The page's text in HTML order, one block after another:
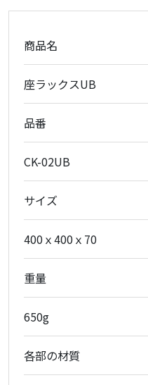
商品名
座ラックスUB
品番
CK-02UB
サイズ
400ｘ400ｘ70
重量
650g
各部の材質